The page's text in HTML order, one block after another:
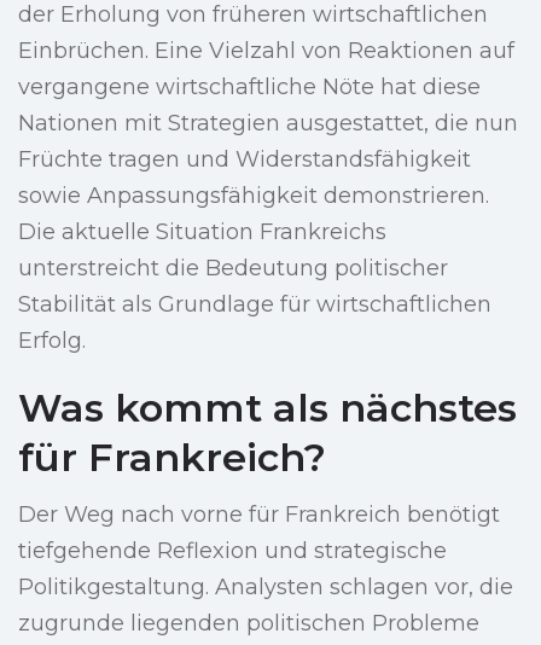
der Erholung von früheren wirtschaftlichen
Einbrüchen. Eine Vielzahl von Reaktionen auf
vergangene wirtschaftliche Nöte hat diese
Nationen mit Strategien ausgestattet, die nun
Früchte tragen und Widerstandsfähigkeit
sowie Anpassungsfähigkeit demonstrieren.
Die aktuelle Situation Frankreichs
unterstreicht die Bedeutung politischer
Stabilität als Grundlage für wirtschaftlichen
Erfolg.
Was kommt als nächstes
für Frankreich?
Der Weg nach vorne für Frankreich benötigt
tiefgehende Reflexion und strategische
Politikgestaltung. Analysten schlagen vor, die
zugrunde liegenden politischen Probleme